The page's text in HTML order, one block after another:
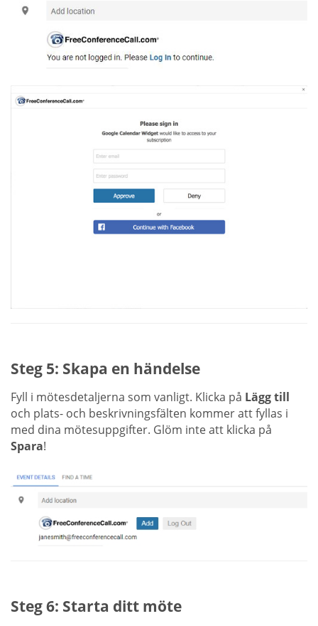
Steg 5: Skapa en händelse
Fyll i mötesdetaljerna som vanligt. Klicka på Lägg till
och plats- och beskrivningsfälten kommer att fyllas i
med dina mötesuppgifter. Glöm inte att klicka på
Spara!
Steg 6: Starta ditt möte